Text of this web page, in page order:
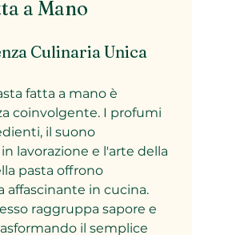
a Mano
Culinaria Unica
fatta a mano è
coinvolgente. I profumi
il suono
lavorazione e l'arte della
pasta offrono
affascinante in cucina.
raggruppa sapore e
il semplice